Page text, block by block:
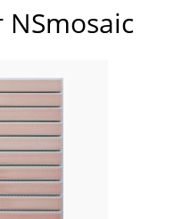
Mosaic
NSmosaic